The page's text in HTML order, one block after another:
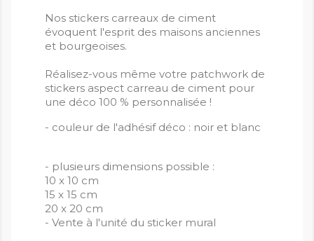
Nos stickers carreaux de ciment
évoquent l'esprit des maisons anciennes
et bourgeoises.
Réalisez-vous même votre patchwork de
stickers aspect carreau de ciment pour
une déco 100 % personnalisée !
- couleur de l'adhésif déco : noir et blanc
- plusieurs dimensions possible :
10 x 10 cm
15 x 15 cm
20 x 20 cm
- Vente à l'unité du sticker mural